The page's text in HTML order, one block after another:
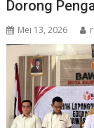
Dorong
Mei 13, 2026